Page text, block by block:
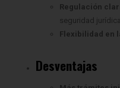
Regulación
seguridad jurídica.
Flexibilidad en
Desventajas